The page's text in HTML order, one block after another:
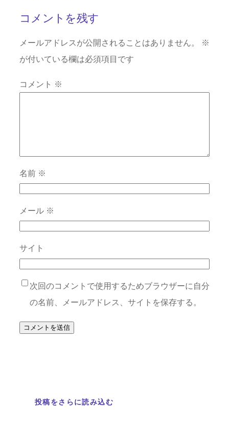
コメントを残す
メールアドレスが公開されることはありません。
※
が付いている欄は必須項目です
コメント ※
名前 ※
メール ※
サイト
次回のコメントで使用するためブラウザーに自分
の名前、メールアドレス、サイトを保存する。
投稿をさらに読み込む